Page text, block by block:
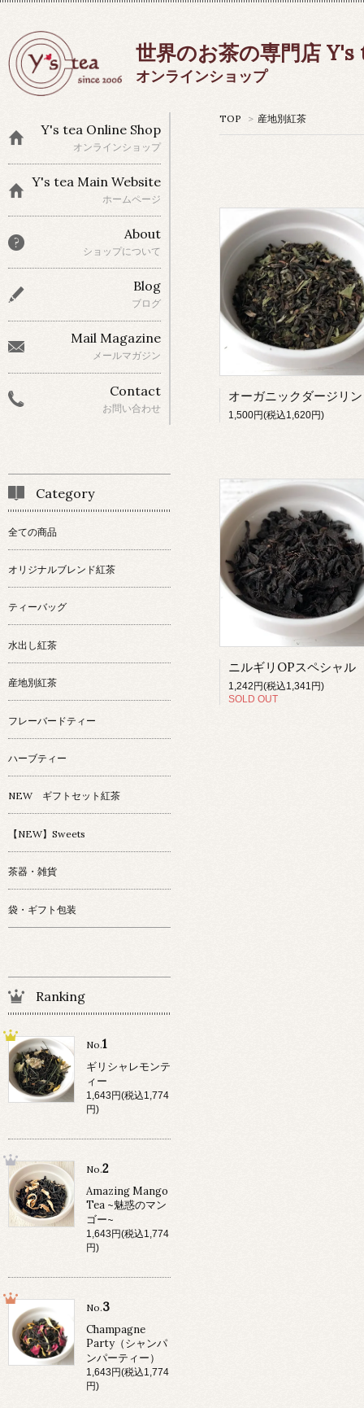
世界のお茶の専門店 Y's
オンラインショップ
TOP > 産地別紅茶
1,500円(税込1,620円)
ニルギリOPスペシャル
1,242円(税込1,341円)
SOLD OUT
Y's tea Online Shop
オンラインショップ
Y's tea Main Website
ホームページ
About
ショップについて
Blog
ブログ
Mail Magazine
メールマガジン
Contact
お問い合わせ
Category
全ての商品
オリジナルブレンド紅茶
ティーバッグ
水出し紅茶
産地別紅茶
フレーバードティー
ハーブティー
NEW ギフトセット紅茶
【NEW】Sweets
茶器・雑貨
袋・ギフト包装
Ranking
No.1
ギリシャレモンテ
ィー
1,643円(税込1,774
円)
No.2
Amazing Mango
Tea ~魅惑のマン
ゴー~
1,643円(税込1,774
円)
No.3
Champagne
Party（シャンパ
ンパーティー）
1,643円(税込1,774
円)